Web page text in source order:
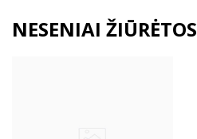
NESENIAI ŽIŪRĖTOS